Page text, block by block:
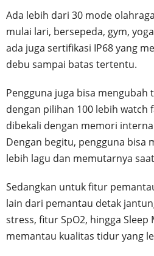
Ada lebih dari 30 mode
mulai lari, bersepeda, gym,
ada juga sertifikasi IP68 yang
debu sampai batas tertentu.
Pengguna juga bisa mengubah
dengan pilihan 100 lebih watch
dibekali dengan memori
Dengan begitu, pengguna bisa
lebih lagu dan memutarnya
Sedangkan untuk fitur
lain dari pemantau detak
stress, fitur SpO2, hingga
memantau kualitas tidur yang